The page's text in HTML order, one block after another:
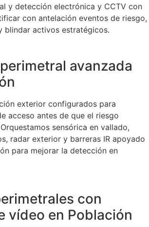
y detección electrónica y CCTV con
con antelación eventos de riesgo,
blindar activos estratégicos.
avanzada
exterior configurados para
acceso antes de que el riesgo
sensórica en vallado,
radar exterior y barreras IR apoyado
para mejorar la detección en
con
vídeo en Población